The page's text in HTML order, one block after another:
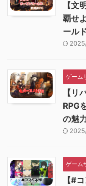
【文
覇せ
ール
ゲーム
【リ
RPG
の魅
ゲーム
【#